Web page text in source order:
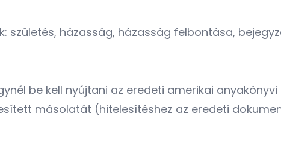
születés, házasság, házasság felbontása,
be kell nyújtani az eredeti amerikai
másolatát (hitelesítéshez az eredeti